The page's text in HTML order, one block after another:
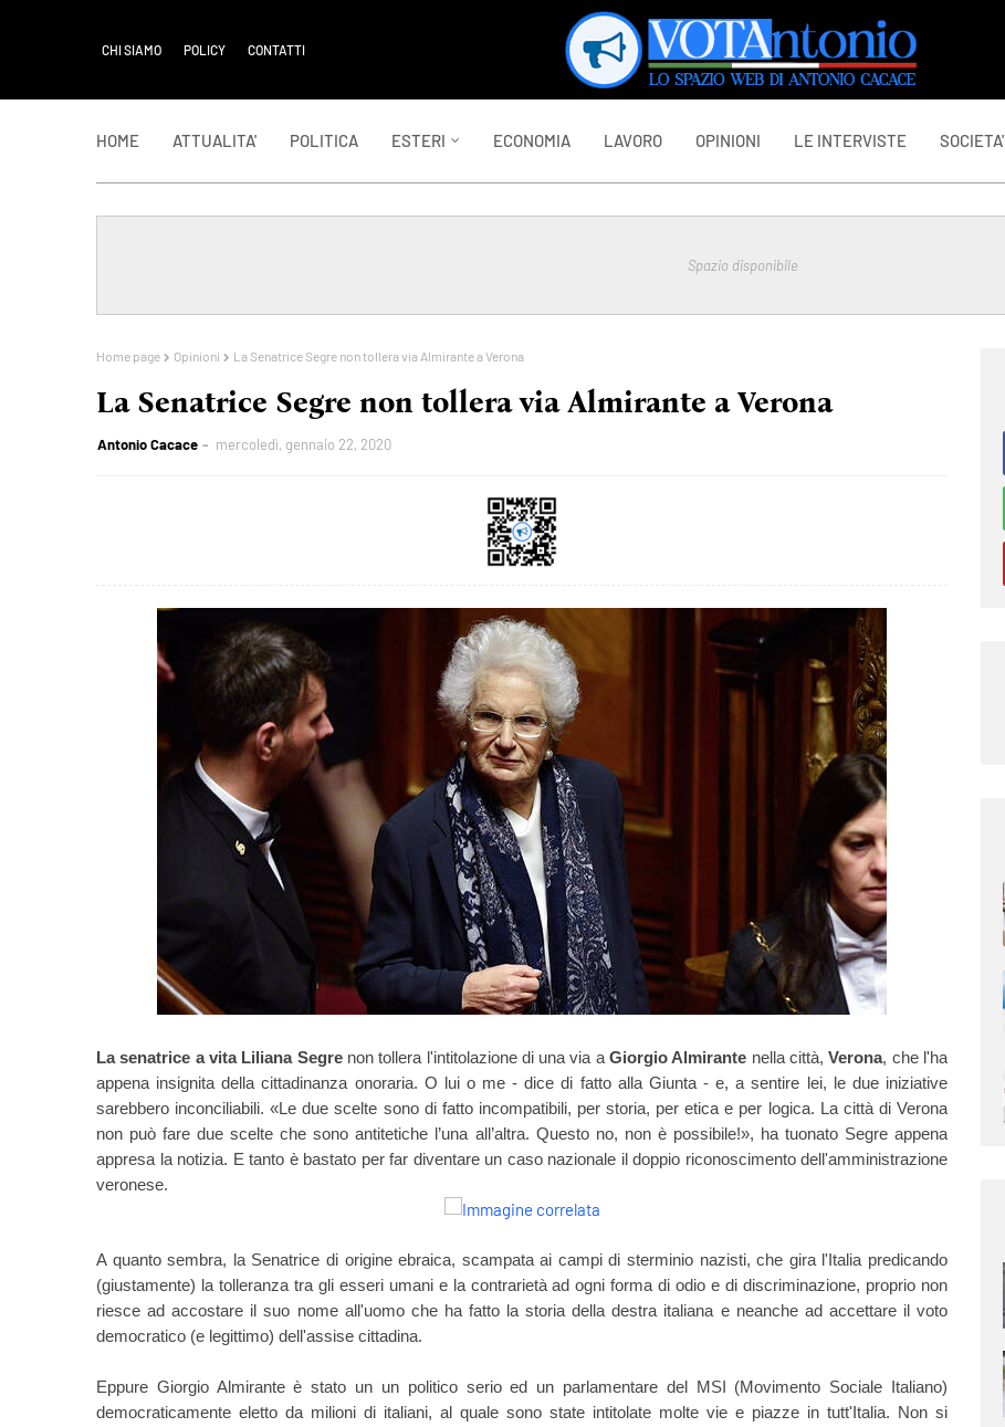
CHI SIAMO POLICY CONTATTI
HOME ATTUALITA' POLITICA ESTERI ECONOMIA LAVORO OPINIONI LE INTERVISTE SOCIETA'
Spazio disponibile
Home page Opinioni La Senatrice Segre non tollera via Almirante a Verona
La Senatrice Segre non tollera via Almirante a Verona
Antonio Cacace mercoledì, gennaio 22, 2020
La senatrice a vita Liliana Segrenon tollera l'intitolazione di una via aGiorgio Almirante nella città,Verona, che l'ha
appena insignita della cittadinanza onoraria. O lui o me - dice di fatto alla Giunta - e, a sentire lei, le due iniziative
sarebbero inconciliabili. «Le due scelte sono di fatto incompatibili, per storia, per etica e per logica. La città di Verona
non può fare due scelte che sono antitetiche l’una all’altra. Questo no, non è possibile!», ha tuonato Segre appena
appresa la notizia. E tanto è bastato per far diventare un caso nazionale il doppio riconoscimento dell'amministrazione
veronese.
A quanto sembra, la Senatrice di origine ebraica, scampata ai campi di sterminio nazisti, che gira l'Italia predicando
(giustamente) la tolleranza tra gli esseri umani e la contrarietà ad ogni forma di odio e di discriminazione, proprio non
riesce ad accostare il suo nome all'uomo che ha fatto la storia della destra italiana e neanche ad accettare il voto
democratico (e legittimo) dell'assise cittadina.
Eppure Giorgio Almirante è stato un un politico serio ed un parlamentare del MSI (Movimento Sociale Italiano)
democraticamente eletto da milioni di italiani, al quale sono state intitolate molte vie e piazze in tutt'Italia. Non si